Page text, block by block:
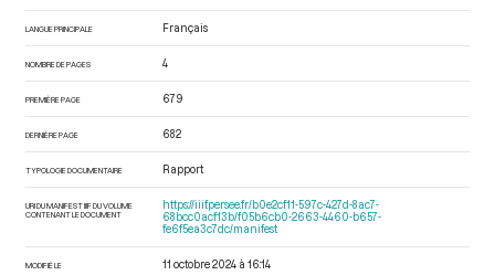
LANGUE PRINCIPALE Français
NOMBRE DE PAGES 4
PREMIÈRE PAGE 679
DERNIÈRE PAGE 682
TYPOLOGIE DOCUMENTAIRE Rapport
URI DU MANIFEST IIIF DU VOLUME
CONTENANT LE DOCUMENT
https://iiif.persee.fr/b0e2cf11-597c-427d-8ac7-
68bcc0acf13b/f05b6cb0-2663-4460-b657-
fe6f5ea3c7dc/manifest
MODIFIÉ LE 11 octobre 2024 à 16:14